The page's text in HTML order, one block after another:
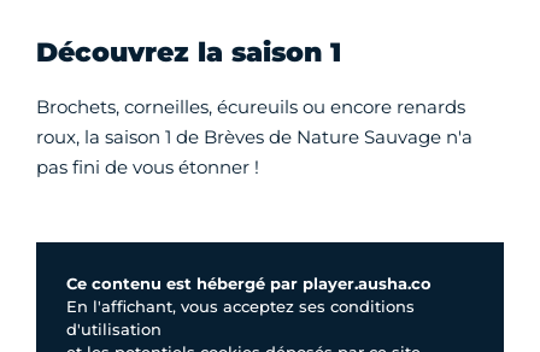
Découvrez la saison 1
Brochets, corneilles, écureuils ou encore renards
roux, la saison 1 de Brèves de Nature Sauvage n'a
pas fini de vous étonner !
Ce contenu est hébergé par player.ausha.co
En l'affichant, vous acceptez ses conditions
d'utilisation